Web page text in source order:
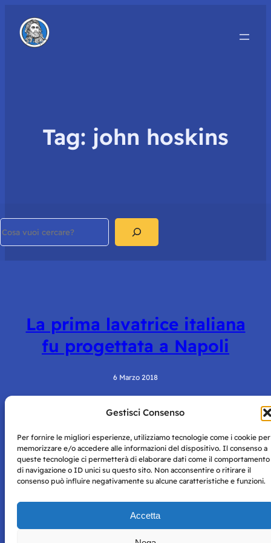
Gestisci Consenso
Per fornire le migliori esperienze, utilizziamo tecnologie come i cookie per
memorizzare e/o accedere alle informazioni del dispositivo. Il consenso a
queste tecnologie ci permetterà di elaborare dati come il comportamento
di navigazione o ID unici su questo sito. Non acconsentire o ritirare il
consenso può influire negativamente su alcune caratteristiche e funzioni.
Accetta
Tag: john hoskins
La prima lavatrice italiana
fu progettata a Napoli
6 Marzo 2018
Napoli con autorizzazione numero 38 del 25/9/2019.
Tutte le immagini e i contenuti su questo sito sono forniti